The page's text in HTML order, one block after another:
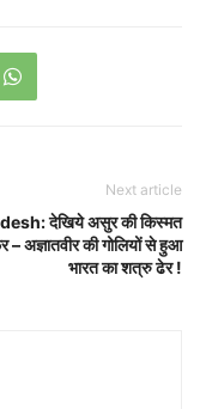
Next article
देखिये असुर की किस्मत
– अज्ञातवीर की गोलियों से हुआ
भारत का शत्रु ढेर !